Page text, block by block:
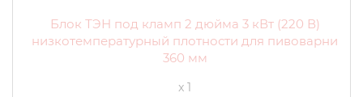
Блок ТЭН под кламп 2 дюйма 3 кВт (220 В)
низкотемпературный плотности для пивоварни
360 мм
x 1